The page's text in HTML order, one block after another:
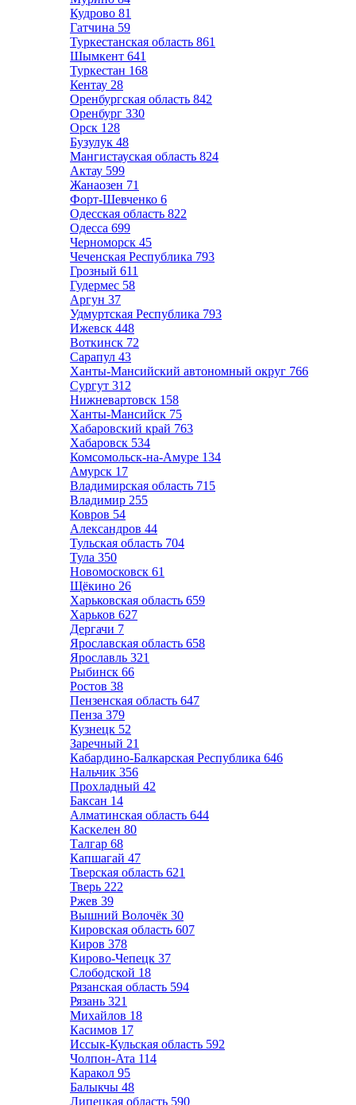
Кудрово 81
Гатчина 59
Туркестанская область 861
Шымкент 641
Туркестан 168
Кентау 28
Оренбургская область 842
Оренбург 330
Орск 128
Бузулук 48
Мангистауская область 824
Актау 599
Жанаозен 71
Форт-Шевченко 6
Одесская область 822
Одесса 699
Черноморск 45
Чеченская Республика 793
Грозный 611
Гудермес 58
Аргун 37
Удмуртская Республика 793
Ижевск 448
Воткинск 72
Сарапул 43
Ханты-Мансийский автономный округ 766
Сургут 312
Нижневартовск 158
Ханты-Мансийск 75
Хабаровский край 763
Хабаровск 534
Комсомольск-на-Амуре 134
Амурск 17
Владимирская область 715
Владимир 255
Ковров 54
Александров 44
Тульская область 704
Тула 350
Новомосковск 61
Щёкино 26
Харьковская область 659
Харьков 627
Дергачи 7
Ярославская область 658
Ярославль 321
Рыбинск 66
Ростов 38
Пензенская область 647
Пенза 379
Кузнецк 52
Заречный 21
Кабардино-Балкарская Республика 646
Нальчик 356
Прохладный 42
Баксан 14
Алматинская область 644
Каскелен 80
Талгар 68
Капшагай 47
Тверская область 621
Тверь 222
Ржев 39
Вышний Волочёк 30
Кировская область 607
Киров 378
Кирово-Чепецк 37
Слободской 18
Рязанская область 594
Рязань 321
Михайлов 18
Касимов 17
Иссык-Кульская область 592
Чолпон-Ата 114
Каракол 95
Балыкчы 48
Липецкая область 590